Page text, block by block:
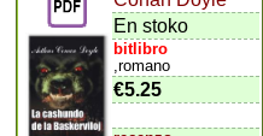
En stoko
bitlibro
,romano
€5.25